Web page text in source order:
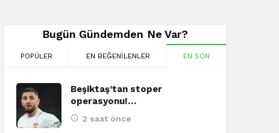
Bugün Gündemden Ne Var?
POPÜLER EN BEĞENILENLER EN SON
Beşiktaş’tan stoper
operasyonu!…
2 saat önce